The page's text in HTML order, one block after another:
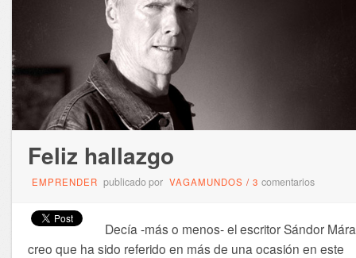
Feliz hallazgo
EMPRENDER publicado por VAGAMUNDOS / 3 comentarios
Decía -más o menos- el escritor Sándor
creo que ha sido referido en más de una ocasión en este